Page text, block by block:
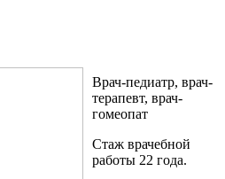
Врач-педиатр, врач-
терапевт, врач-
гомеопат
Стаж врачебной
работы 22 года.